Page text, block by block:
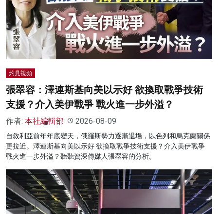
影片
名家榜
灼見活動
灼見視頻
張翠容：澤連斯基向美以示好 欲換取戰爭技術
支援？介入美伊戰爭 戰火進一步外溢？
作者: 本社編輯部 2026-08-09
自敘利亞前年年底變天，俄羅斯勢力逐漸退場，以色列和烏克蘭關係
更拉近。澤連斯基向美以示好 欲換取戰爭技術支援？介入美伊戰爭
戰火進一步外溢？聽聽資深傳媒人張翠容的分析。